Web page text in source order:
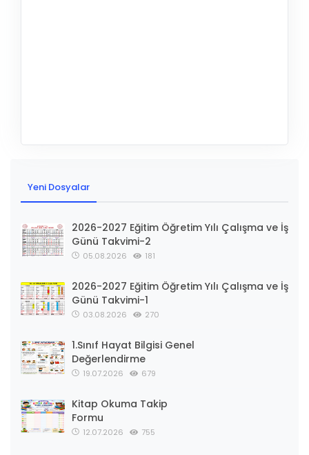
Yeni Dosyalar
2026-2027 Eğitim Öğretim Yılı Çalışma ve İş
Günü Takvimi-2
05.08.2026 181
2026-2027 Eğitim Öğretim Yılı Çalışma ve İş
Günü Takvimi-1
03.08.2026 270
1.Sınıf Hayat Bilgisi Genel
Değerlendirme
19.07.2026 679
Kitap Okuma Takip
Formu
12.07.2026 755